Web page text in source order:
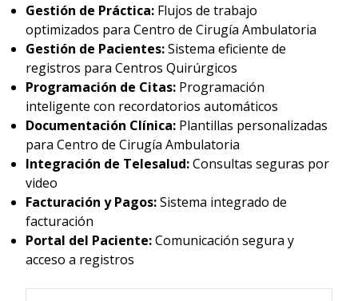
Gestión de Práctica: Flujos de trabajo
optimizados para Centro de Cirugía Ambulatoria
Gestión de Pacientes:Sistema eficiente de
registros para Centros Quirúrgicos
Programación de Citas: Programación
inteligente con recordatorios automáticos
Documentación Clínica: Plantillas personalizadas
para Centro de Cirugía Ambulatoria
Integración de Telesalud:Consultas seguras por
video
Facturación y Pagos:Sistema integrado de
facturación
Portal del Paciente:Comunicación segura y
acceso a registros